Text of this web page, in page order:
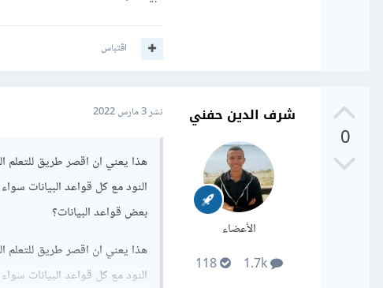
اقتباس
0
شرف الدين حفني
الأعضاء
1.7k
118
نشر3 مارس 2022
هذا يعني ان اقصر طريق للتعلم
النود مع كل قواعد البيانات
بعض قواعد البيانات؟
هذا يعني ان اقصر طريق للتعلم
النود مع كل قواعد البيانات